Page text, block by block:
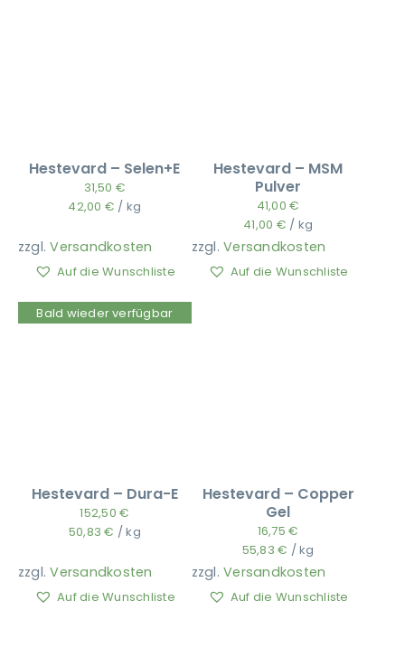
Hestevard – Selen+E
31,50 €
42,00 € / kg
zzgl.Versandkosten
Auf die Wunschliste
Hestevard – MSM
Pulver
41,00€
41,00 € / kg
zzgl.Versandkosten
Auf die Wunschliste
Bald wieder verfügbar
Hestevard – Dura-E
152,50€
50,83€ /kg
zzgl.Versandkosten
Auf die Wunschliste
Hestevard – Copper
Gel
16,75€
55,83€ /kg
zzgl.Versandkosten
Auf die Wunschliste